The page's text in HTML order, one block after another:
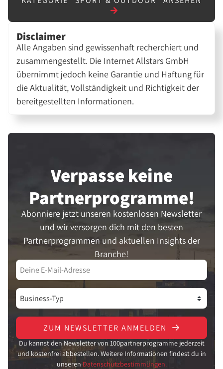
Disclaimer
Alle Angaben sind gewissenhaft recherchiert und
zusammengestellt. Die Internet Allstars GmbH
übernimmt jedoch keine Garantie und Haftung für
die Aktualität, Vollständigkeit und Richtigkeit der
bereitgestellten Informationen.
Verpasse keine
Partner­programme!
Abonniere jetzt unseren kostenlosen Newsletter
und wir versorgen dich mit den besten
Partnerprogrammen und aktuellen Insights der
Branche!
ZUM NEWSLETTER ANMELDEN
Du kannst den Newsletter von 100partnerprogramme jederzeit
und kostenfrei abbestellen. Weitere Informationen findest du in
unseren Datenschutzbestimmungen.